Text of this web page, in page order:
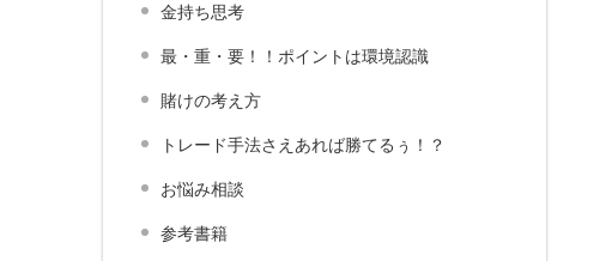
金持ち思考
最・重・要！！ポイントは環境認識
賭けの考え方
トレード手法さえあれば勝てるぅ！？
お悩み相談
参考書籍